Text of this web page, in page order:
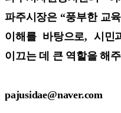
파주시장은 “풍부한 교
이해를 바탕으로, 시민
이끄는 데 큰 역할을 해
pajusidae@naver.com